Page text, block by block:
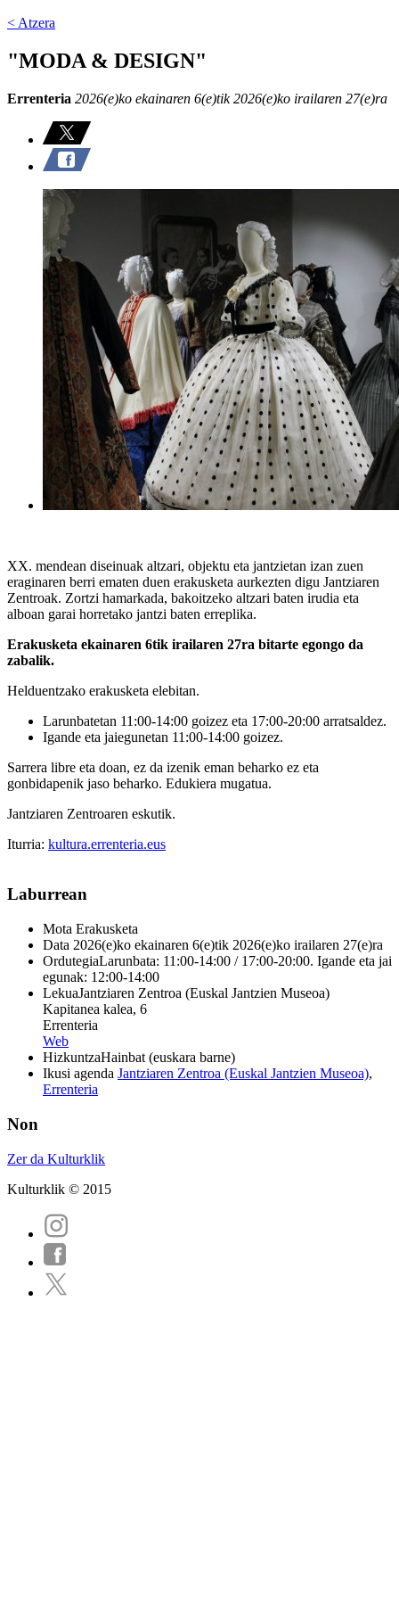
< Atzera
"MODA & DESIGN"
Errenteria 2026(e)ko ekainaren 6(e)tik 2026(e)ko irailaren 27(e)ra
XX. mendean diseinuak altzari, objektu eta jantzietan izan zuen
eraginaren berri ematen duen erakusketa aurkezten digu Jantziaren
Zentroak. Zortzi hamarkada, bakoitzeko altzari baten irudia eta
alboan garai horretako jantzi baten erreplika.
Erakusketa ekainaren 6tik irailaren 27ra bitarte egongo da
zabalik.
Helduentzako erakusketa elebitan.
Larunbatetan 11:00-14:00 goizez eta 17:00-20:00 arratsaldez.
Igande eta jaiegunetan 11:00-14:00 goizez.
Sarrera libre eta doan, ez da izenik eman beharko ez eta
gonbidapenik jaso beharko. Edukiera mugatua.
Jantziaren Zentroaren eskutik.
Iturria: kultura.errenteria.eus
Laburrean
Mota Erakusketa
Data 2026(e)ko ekainaren 6(e)tik 2026(e)ko irailaren 27(e)ra
OrdutegiaLarunbata: 11:00-14:00 / 17:00-20:00. Igande eta jai
egunak: 12:00-14:00
LekuaJantziaren Zentroa (Euskal Jantzien Museoa)
Kapitanea kalea, 6
Errenteria
Web
HizkuntzaHainbat (euskara barne)
Ikusi agenda Jantziaren Zentroa (Euskal Jantzien Museoa),
Errenteria
Non
Zer da Kulturklik
Kulturklik © 2015